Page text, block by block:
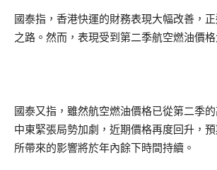
國泰指，香港快運的財務表現大幅改善，
之路。然而，表現受到第二季航空燃油價
國泰又指，雖然航空燃油價格已從第二季
中東緊張局勢加劇，近期價格再度回升，
所帶來的影響將於年內餘下時間持續。